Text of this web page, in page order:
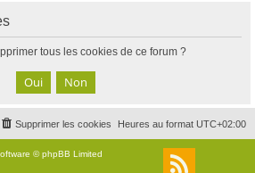
c
tous les cookies de ce forum ?
Heures au format UTC+02:00
Supprimer les cookies
© phpBB Limited